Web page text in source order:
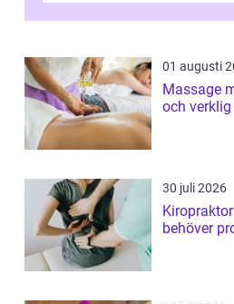
nervsys...
01 augusti
Massage malmö
och
30 juli 2026
Kiropraktor i täby
behöver